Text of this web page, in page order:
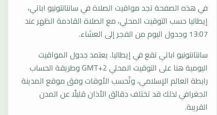
في هذه الصفحة تجد مواقيت الصلاة في سانتانتونيو اباتي،
إيطاليا حسب التوقيت المحلي، مع الصلاة القادمة الظهر عند
13:07 وجدول اليوم من الفجر إلى العشاء.
سانتانتونيو اباتي تقع في إيطاليا. يعتمد جدول المواقيت
اليومية هنا على التوقيت المحلي GMT+2 وطريقة الحساب
رابطة العالم الإسلامي، وتُحسب الأوقات وفق موقع المدينة
الجغرافي لذلك قد تختلف دقائق الأذان قليلًا عن المدن
القريبة.